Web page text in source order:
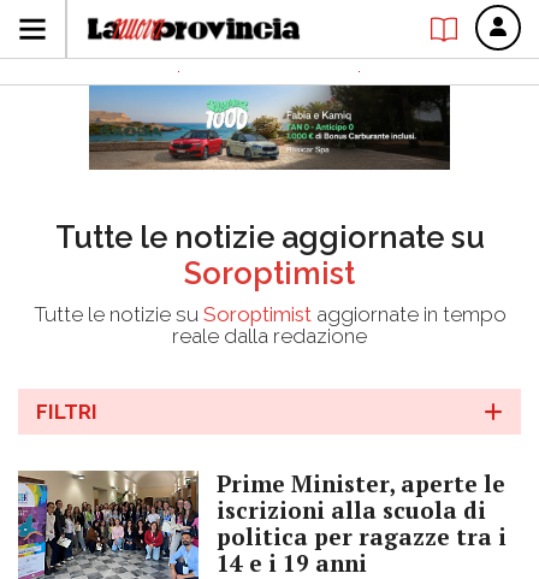
Tutte le notizie aggiornate su
Soroptimist
Tutte le notizie su Soroptimistaggiornate in tempo
reale dalla redazione
FILTRI
Prime Minister, aperte le
iscrizioni alla scuola di
politica per ragazze tra i
14 e i 19 anni